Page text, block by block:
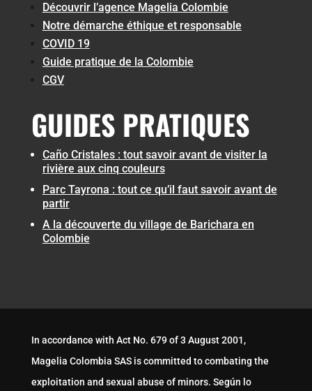
Découvrir l’agence Magelia Colombie
Notre démarche éthique et responsable
COVID 19
Guide pratique de la Colombie
CGV
GUIDES PRATIQUES
Caño Cristales : tout savoir avant de visiter la
rivière aux cinq couleurs
Parc Tayrona : tout ce qu’il faut savoir avant de
partir
A la découverte du village de Barichara en
Colombie
In accordance with Act No. 679 of 3 August 2001,
Magelia Colombia SAS is committed to combating the
exploitation and sexual abuse of minors. Según lo